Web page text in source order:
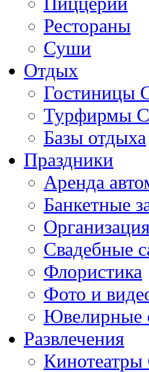
Рестораны
Суши
Отдых
Гостиницы
Турфирмы
Базы отдыха
Праздники
Аренда
Банкетные
Свадебные
Флористика
Фото и
Ювелирные
Развлечения
Кинотеатры